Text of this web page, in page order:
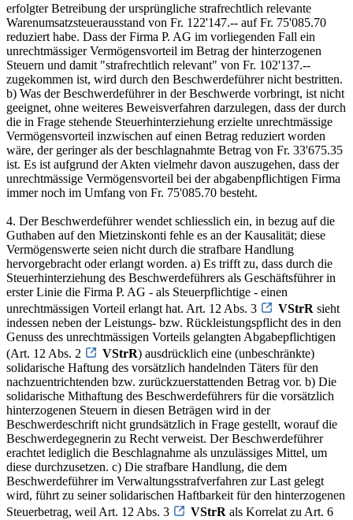
erfolgter Betreibung der ursprüngliche strafrechtlich relevante
Warenumsatzsteuerausstand von Fr. 122'147.-- auf Fr. 75'085.70
reduziert habe. Dass der Firma P. AG im vorliegenden Fall ein
unrechtmässiger Vermögensvorteil im Betrag der hinterzogenen
Steuern und damit "strafrechtlich relevant" von Fr. 102'137.--
zugekommen ist, wird durch den Beschwerdeführer nicht bestritten.
b) Was der Beschwerdeführer in der Beschwerde vorbringt, ist nicht
geeignet, ohne weiteres Beweisverfahren darzulegen, dass der durch
die in Frage stehende Steuerhinterziehung erzielte unrechtmässige
Vermögensvorteil inzwischen auf einen Betrag reduziert worden
wäre, der geringer als der beschlagnahmte Betrag von Fr. 33'675.35
ist. Es ist aufgrund der Akten vielmehr davon auszugehen, dass der
unrechtmässige Vermögensvorteil bei der abgabenpflichtigen Firma
immer noch im Umfang von Fr. 75'085.70 besteht.
4. Der Beschwerdeführer wendet schliesslich ein, in bezug auf die
Guthaben auf den Mietzinskonti fehle es an der Kausalität; diese
Vermögenswerte seien nicht durch die strafbare Handlung
hervorgebracht oder erlangt worden. a) Es trifft zu, dass durch die
Steuerhinterziehung des Beschwerdeführers als Geschäftsführer in
erster Linie die Firma P. AG - als Steuerpflichtige - einen
unrechtmässigen Vorteil erlangt hat. Art. 12 Abs. 3
VStrR sieht
indessen neben der Leistungs- bzw. Rückleistungspflicht des in den
Genuss des unrechtmässigen Vorteils gelangten Abgabepflichtigen
(Art. 12 Abs. 2
VStrR) ausdrücklich eine (unbeschränkte)
solidarische Haftung des vorsätzlich handelnden Täters für den
nachzuentrichtenden bzw. zurückzuerstattenden Betrag vor. b) Die
solidarische Mithaftung des Beschwerdeführers für die vorsätzlich
hinterzogenen Steuern in diesen Beträgen wird in der
Beschwerdeschrift nicht grundsätzlich in Frage gestellt, worauf die
Beschwerdegegnerin zu Recht verweist. Der Beschwerdeführer
erachtet lediglich die Beschlagnahme als unzulässiges Mittel, um
diese durchzusetzen. c) Die strafbare Handlung, die dem
Beschwerdeführer im Verwaltungsstrafverfahren zur Last gelegt
wird, führt zu seiner solidarischen Haftbarkeit für den hinterzogenen
Steuerbetrag, weil Art. 12 Abs. 3
VStrR als Korrelat zu Art. 6